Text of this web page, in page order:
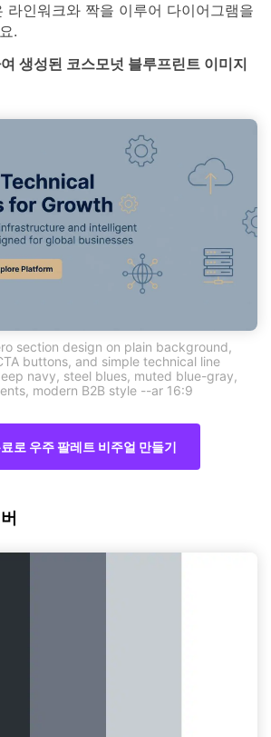
라인워크와 짝을 이루어 다이어그램을
.
생성된 코스모넛 블루프린트 이미지
section design on plain background,
buttons, and simple technical line
navy, steel blues, muted blue-gray,
modern B2B style --ar 16:9
로 우주 팔레트 비주얼 만들기